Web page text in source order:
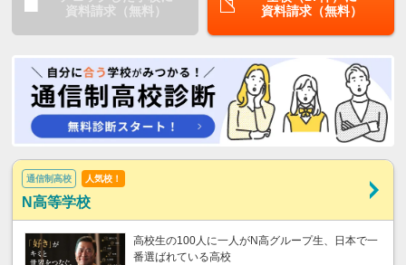
資料請求（無料）
資料請求（無料）
通信制高校 人気校！
N高等学校
高校生の100人に一人がN高グループ生、日本で一
番選ばれている高校